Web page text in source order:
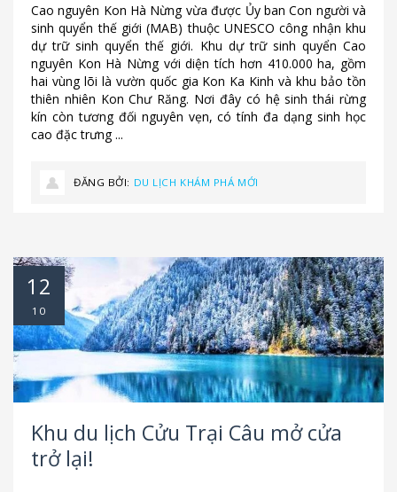
Cao nguyên Kon Hà Nừng vừa được Ủy ban Con người và
sinh quyển thế giới (MAB) thuộc UNESCO công nhận khu
dự trữ sinh quyển thế giới. Khu dự trữ sinh quyển Cao
nguyên Kon Hà Nừng với diện tích hơn 410.000 ha, gồm
hai vùng lõi là vườn quốc gia Kon Ka Kinh và khu bảo tồn
thiên nhiên Kon Chư Răng. Nơi đây có hệ sinh thái rừng
kín còn tương đối nguyên vẹn, có tính đa dạng sinh học
cao đặc trưng ...
ĐĂNG BỞI: DU LỊCH KHÁM PHÁ MỚI
Khu du lịch Cửu Trại Câu mở cửa
trở lại!
12
10